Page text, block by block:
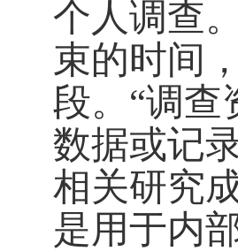
个人调查。
束的时间
段。 “调查
数据或记
相关研究
是用于内